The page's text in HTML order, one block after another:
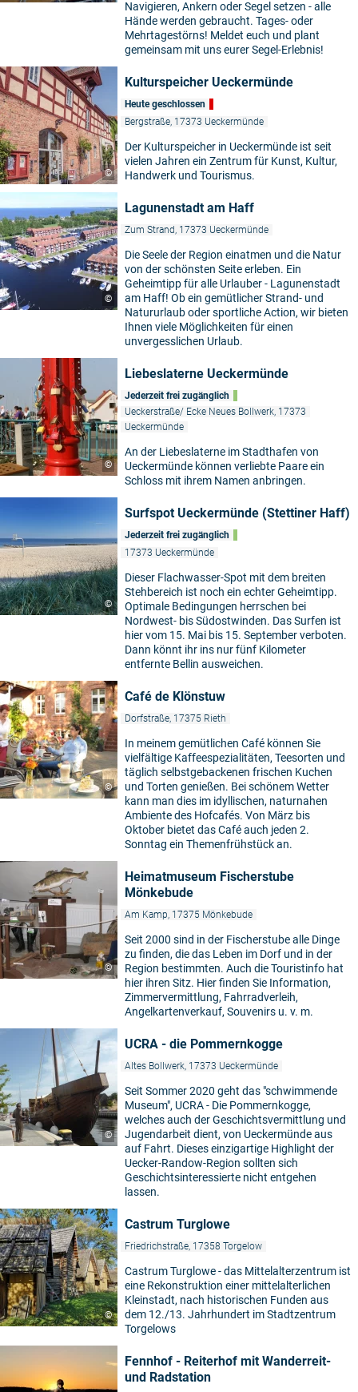
Navigieren, Ankern oder Segel setzen - alle
Hände werden gebraucht. Tages- oder
Mehrtagestörns! Meldet euch und plant
gemeinsam mit uns eurer Segel-Erlebnis!
©
Kulturspeicher Ueckermünde
Heute geschlossen
Bergstraße, 17373 Ueckermünde
Der Kulturspeicher in Ueckermünde ist seit
vielen Jahren ein Zentrum für Kunst, Kultur,
Handwerk und Tourismus.
©
Lagunenstadt am Haff
Zum Strand, 17373 Ueckermünde
Die Seele der Region einatmen und die Natur
von der schönsten Seite erleben. Ein
Geheimtipp für alle Urlauber - Lagunenstadt
am Haff! Ob ein gemütlicher Strand- und
Natururlaub oder sportliche Action, wir bieten
Ihnen viele Möglichkeiten für einen
unvergesslichen Urlaub.
©
Liebeslaterne Ueckermünde
Jederzeit frei zugänglich
Ueckerstraße/ Ecke Neues Bollwerk, 17373
Ueckermünde
An der Liebeslaterne im Stadthafen von
Ueckermünde können verliebte Paare ein
Schloss mit ihrem Namen anbringen.
©
Surfspot Ueckermünde (Stettiner Haff)
Jederzeit frei zugänglich
17373 Ueckermünde
Dieser Flachwasser-Spot mit dem breiten
Stehbereich ist noch ein echter Geheimtipp.
Optimale Bedingungen herrschen bei
Nordwest- bis Südostwinden. Das Surfen ist
hier vom 15. Mai bis 15. September verboten.
Dann könnt ihr ins nur fünf Kilometer
entfernte Bellin ausweichen.
©
Café de Klönstuw
Dorfstraße, 17375 Rieth
In meinem gemütlichen Café können Sie
vielfältige Kaffeespezialitäten, Teesorten und
täglich selbstgebackenen frischen Kuchen
und Torten genießen. Bei schönem Wetter
kann man dies im idyllischen, naturnahen
Ambiente des Hofcafés. Von März bis
Oktober bietet das Café auch jeden 2.
Sonntag ein Themenfrühstück an.
©
Heimatmuseum Fischerstube
Mönkebude
Am Kamp, 17375 Mönkebude
Seit 2000 sind in der Fischerstube alle Dinge
zu finden, die das Leben im Dorf und in der
Region bestimmten. Auch die Touristinfo hat
hier ihren Sitz. Hier finden Sie Information,
Zimmervermittlung, Fahrradverleih,
Angelkartenverkauf, Souvenirs u. v. m.
©
UCRA - die Pommernkogge
Altes Bollwerk, 17373 Ueckermünde
Seit Sommer 2020 geht das "schwimmende
Museum", UCRA - Die Pommernkogge,
welches auch der Geschichtsvermittlung und
Jugendarbeit dient, von Ueckermünde aus
auf Fahrt. Dieses einzigartige Highlight der
Uecker-Randow-Region sollten sich
Geschichtsinteressierte nicht entgehen
lassen.
©
Castrum Turglowe
Friedrichstraße, 17358 Torgelow
Castrum Turglowe - das Mittelalterzentrum ist
eine Rekonstruktion einer mittelalterlichen
Kleinstadt, nach historischen Funden aus
dem 12./13. Jahrhundert im Stadtzentrum
Torgelows
Fennhof - Reiterhof mit Wanderreit-
und Radstation